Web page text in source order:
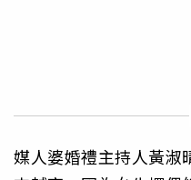
媒人婆婚禮主持人黃淑